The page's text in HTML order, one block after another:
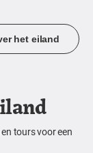
het eiland
tours voor een